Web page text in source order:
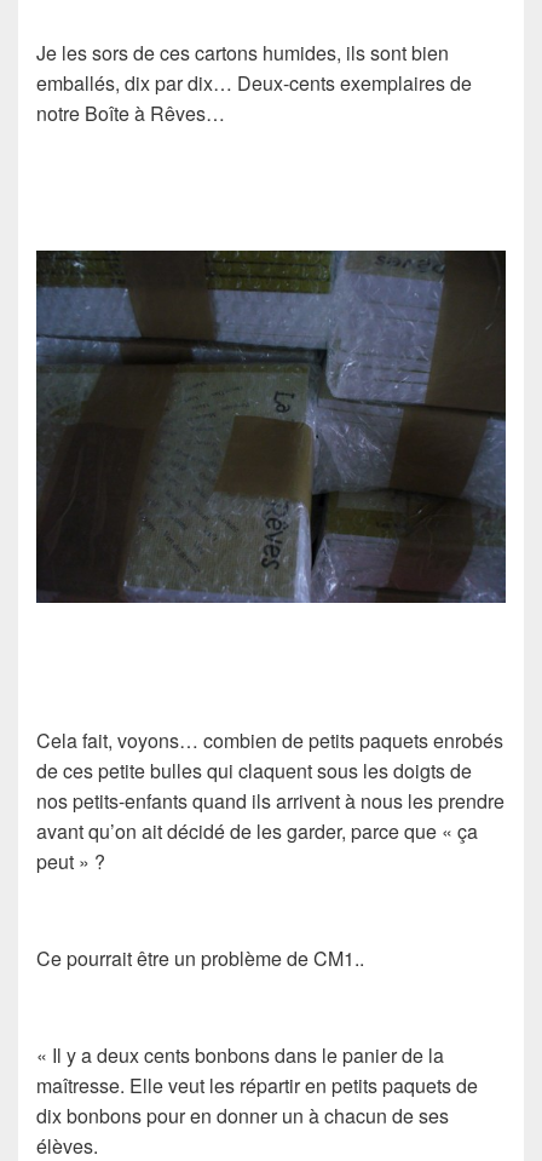
Je les sors de ces cartons humides, ils sont bien
emballés, dix par dix… Deux-cents exemplaires de
notre Boîte à Rêves…
Cela fait, voyons… combien de petits paquets enrobés
de ces petite bulles qui claquent sous les doigts de
nos petits-enfants quand ils arrivent à nous les prendre
avant qu’on ait décidé de les garder, parce que « ça
peut » ?
Ce pourrait être un problème de CM1..
« Il y a deux cents bonbons dans le panier de la
maîtresse. Elle veut les répartir en petits paquets de
dix bonbons pour en donner un à chacun de ses
élèves.